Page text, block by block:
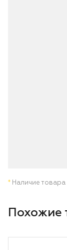
* Наличие
Похожие